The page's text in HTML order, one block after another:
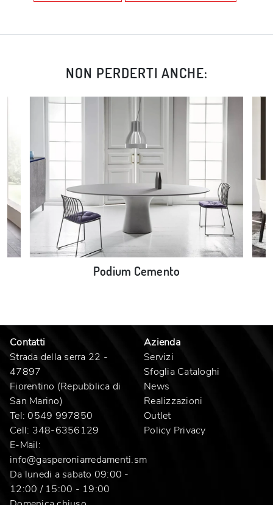
NON PERDERTI ANCHE:
Podium Cemento
Contatti
Strada della serra 22 -
47897
Fiorentino (Repubblica di
San Marino)
Tel: 0549 997850
Cell: 348-6356129
E-Mail:
info@gasperoniarredamenti.sm
Da lunedi a sabato 09:00 -
12:00 / 15:00 - 19:00
Azienda
Servizi
Sfoglia Cataloghi
News
Realizzazioni
Outlet
Policy Privacy